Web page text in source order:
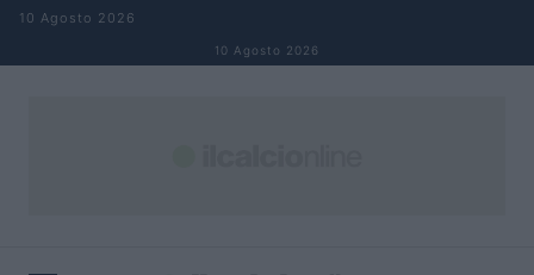
Salta al contenuto
10 Agosto 2026
10 Agosto 2026